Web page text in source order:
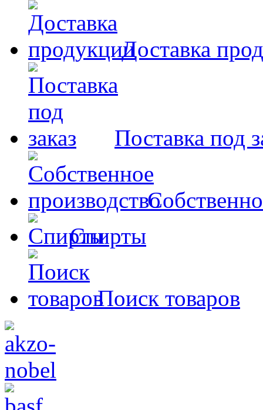
Доставка
Поставка под
Спирты
Поиск товаров